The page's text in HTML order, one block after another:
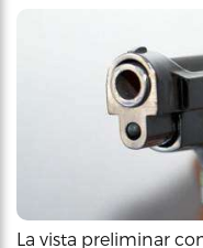
La vista preliminar